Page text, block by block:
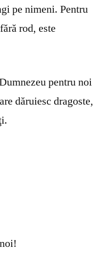
pe nimeni. Pentru
rod, este
pentru noi
dăruiesc dragoste,